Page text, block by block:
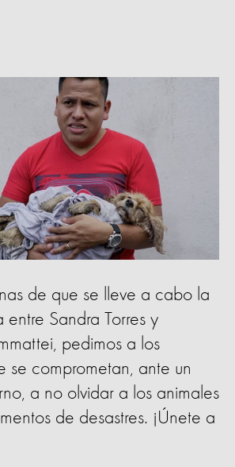
de que se lleve a cabo la
entre Sandra Torres y
pedimos a los
se comprometan, ante un
a no olvidar a los animales
de desastres. ¡Únete a